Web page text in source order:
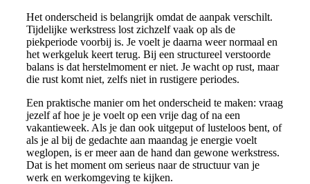
Het onderscheid is belangrijk omdat de aanpak verschilt.
Tijdelijke werkstress lost zichzelf vaak op als de
piekperiode voorbij is. Je voelt je daarna weer normaal en
het werkgeluk keert terug. Bij een structureel verstoorde
balans is dat herstelmoment er niet. Je wacht op rust, maar
die rust komt niet, zelfs niet in rustigere periodes.
Een praktische manier om het onderscheid te maken: vraag
jezelf af hoe je je voelt op een vrije dag of na een
vakantieweek. Als je dan ook uitgeput of lusteloos bent, of
als je al bij de gedachte aan maandag je energie voelt
weglopen, is er meer aan de hand dan gewone werkstress.
Dat is het moment om serieus naar de structuur van je
werk en werkomgeving te kijken.